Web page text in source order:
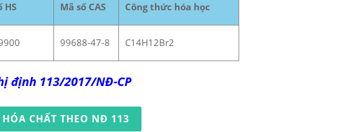
HS Mã số CAS Công thức hóa học
99688-47-8 C14H12Br2
định 113/2017/NĐ-CP
CHẤT THEO NĐ 113